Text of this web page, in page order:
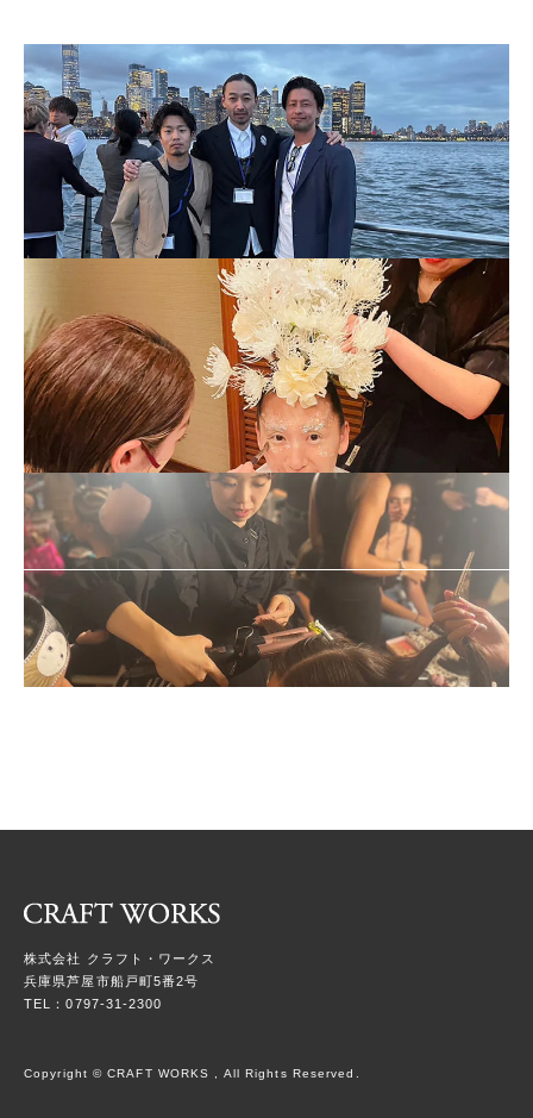
株式会社 クラフト・ワークス
兵庫県芦屋市船戸町5番2号
TEL：0797-31-2300
Copyright © CRAFT WORKS , All Rights Reserved.